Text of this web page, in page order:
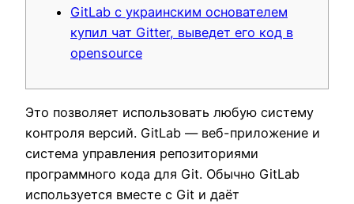
GitLab с украинским основателем
купил чат Gitter, выведет его код в
opensource
Это позволяет использовать любую систему
контроля версий. GitLab — веб-приложение и
система управления репозиториями
программного кода для Git. Обычно GitLab
используется вместе с Git и даёт